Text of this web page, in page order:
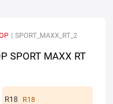
| SPORT_MAXX_RT_2
SPORT MAXX RT
R18